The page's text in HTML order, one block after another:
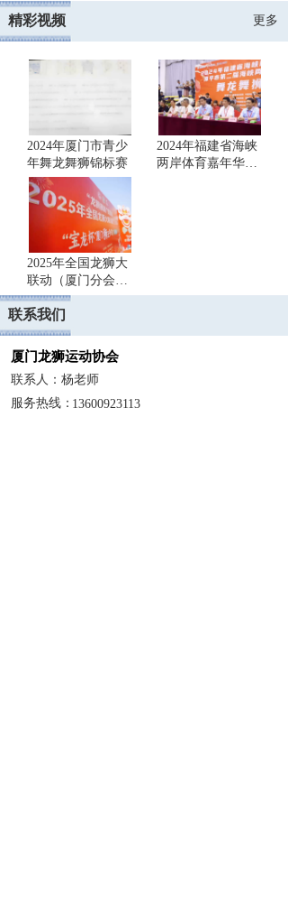
精彩视频 更多
2024年厦门市青少
年舞龙舞狮锦标赛
2024年福建省海峡
两岸体育嘉年华漳
2025年全国龙狮大
联动（厦门分会
场）“宝龙杯”厦门
狮王争霸赛圆满收
官！
联系我们
厦门龙狮运动协会
联系人：杨老师
服务热线：13600923113